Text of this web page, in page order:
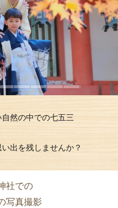
然の中での七五三
出を残しませんか？
社での
写真撮影